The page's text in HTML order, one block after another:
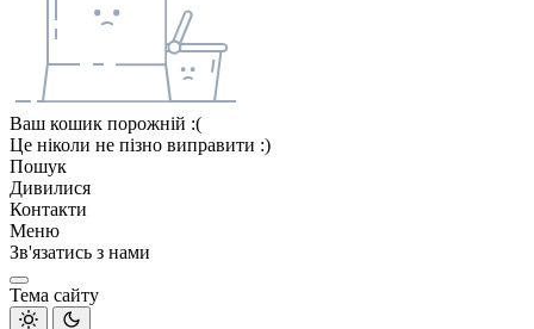
Ваш кошик порожній :(
Це ніколи не пізно виправити :)
Пошук
Дивилися
Контакти
Меню
Зв'язатись з нами
Тема сайту